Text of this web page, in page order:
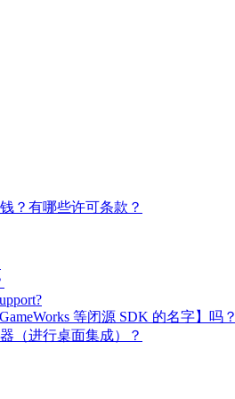
？有哪些许可条款？
等闭源 SDK 的名字】吗？
（进行桌面集成）？